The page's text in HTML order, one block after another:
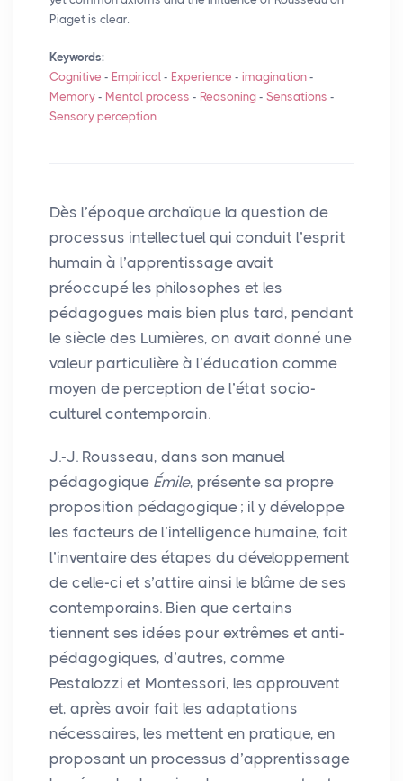
Piaget is clear.
Keywords:
Cognitive - Empirical - Experience - imagination -
Memory - Mental process - Reasoning - Sensations -
Sensory perception
Dès l’époque archaïque la question de
processus intellectuel qui conduit l’esprit
humain à l’apprentissage avait
préoccupé les philosophes et les
pédagogues mais bien plus tard, pendant
le siècle des Lumières, on avait donné une
valeur particulière à l’éducation comme
moyen de perception de l’état socio-
culturel contemporain.
J.-J. Rousseau, dans son manuel
pédagogique Émile, présente sa propre
proposition pédagogique ; il y développe
les facteurs de l’intelligence humaine, fait
l’inventaire des étapes du développement
de celle-ci et s’attire ainsi le blâme de ses
contemporains. Bien que certains
tiennent ses idées pour extrêmes et anti-
pédagogiques, d’autres, comme
Pestalozzi et Montessori, les approuvent
et, après avoir fait les adaptations
nécessaires, les mettent en pratique, en
proposant un processus d’apprentissage